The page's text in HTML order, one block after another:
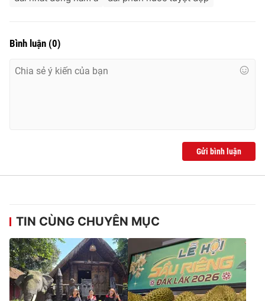
Bình luận (0)
Gửi bình luận
TIN CÙNG CHUYÊN MỤC